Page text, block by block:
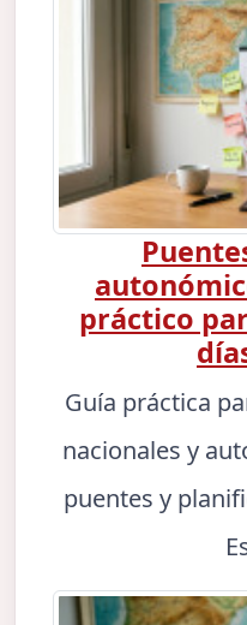
práctico
Guía práctica
nacionales y
puentes y